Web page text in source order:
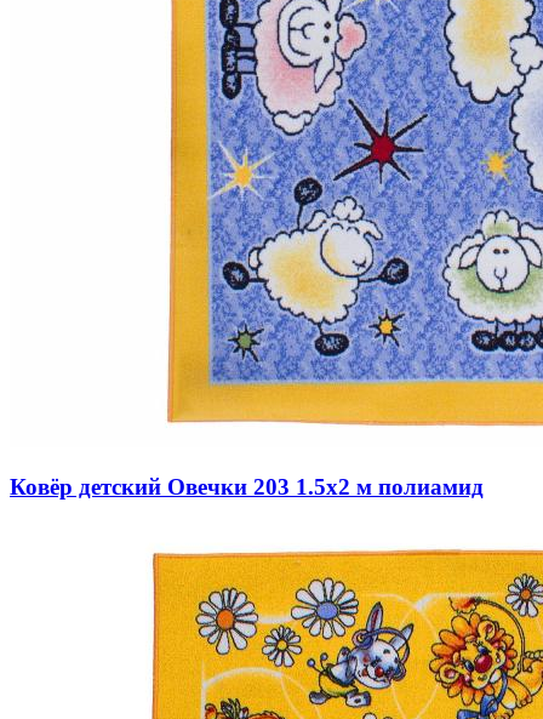
Ковёр детский Овечки 203 1.5x2 м полиамид